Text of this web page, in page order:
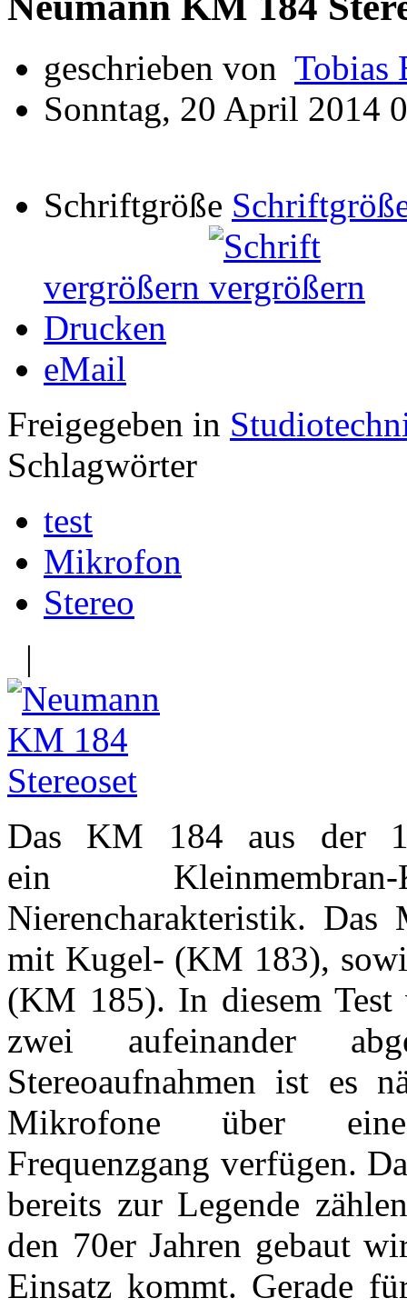
geschrieben von Tobias
Sonntag, 20 April 2014
Schriftgröße
vergrößern
Drucken
eMail
Freigegeben in
Schlagwörter
test
Mikrofon
Stereo
|
Das KM 184 aus der
ein Kleinmembran-
Nierencharakteristik.
mit Kugel- (KM 183),
(KM 185). In diesem Test
zwei aufeinander
Stereoaufnahmen ist es
Mikrofone über
Frequenzgang verfügen.
bereits zur Legende
den 70er Jahren gebaut
Einsatz kommt. Gerade